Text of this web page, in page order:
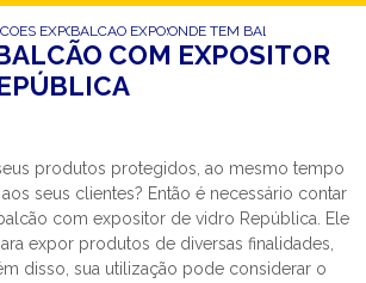
EXPOSITORES
BALCAO EXPOSITOR DE VIDRO
ONDE TEM BALCAO COM
COM EXPOSITOR
produtos protegidos, ao mesmo tempo
seus clientes? Então é necessário contar
com expositor de vidro República. Ele
expor produtos de diversas finalidades,
disso, sua utilização pode considerar o